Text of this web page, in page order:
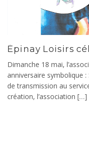
Épinay Loisirs
Dimanche 18 mai,
anniversaire symbolique
de transmission au
création, l’association […]